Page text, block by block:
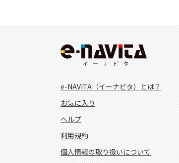
e-NAVITA（イーナビタ）とは？
お気に入り
ヘルプ
利用規約
個人情報の取り扱いについて